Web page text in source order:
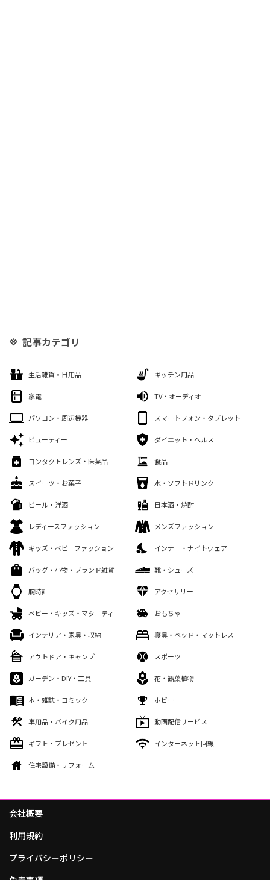
記事カテゴリ
生活雑貨・日用品 キッチン用品
家電 TV・オーディオ
パソコン・周辺機器 スマートフォン・タブレット
ビューティー ダイエット・ヘルス
コンタクトレンズ・医薬品 食品
スイーツ・お菓子 水・ソフトドリンク
ビール・洋酒 日本酒・焼酎
レディースファッション メンズファッション
キッズ・ベビーファッション インナー・ナイトウェア
バッグ・小物・ブランド雑貨 靴・シューズ
腕時計 アクセサリー
ベビー・キッズ・マタニティ おもちゃ
インテリア・家具・収納 寝具・ベッド・マットレス
アウトドア・キャンプ スポーツ
ガーデン・DIY・工具 花・観葉植物
本・雑誌・コミック ホビー
車用品・バイク用品 動画配信サービス
ギフト・プレゼント インターネット回線
住宅設備・リフォーム
会社概要
利用規約
プライバシーポリシー